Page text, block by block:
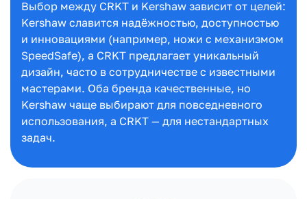
Выбор между CRKT и Kershaw зависит от целей:
Kershaw славится надёжностью, доступностью
и инновациями (например, ножи с механизмом
SpeedSafe), а CRKT предлагает уникальный
дизайн, часто в сотрудничестве с известными
мастерами. Оба бренда качественные, но
Kershaw чаще выбирают для повседневного
использования, а CRKT — для нестандартных
задач.